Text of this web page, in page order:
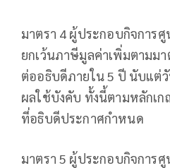
มาตรา 4 ผู้ประกอบกิจการ
ยกเว้นภาษีมูลค่าเพิ่มตามม
ต่ออธิบดีภายใน 5 ปี นับแต่
ผลใช้บังคับ ทั้งนี้ตามหลักเก
ที่อธิบดีประกาศกำหนด
มาตรา 5 ผู้ประกอบกิจการ